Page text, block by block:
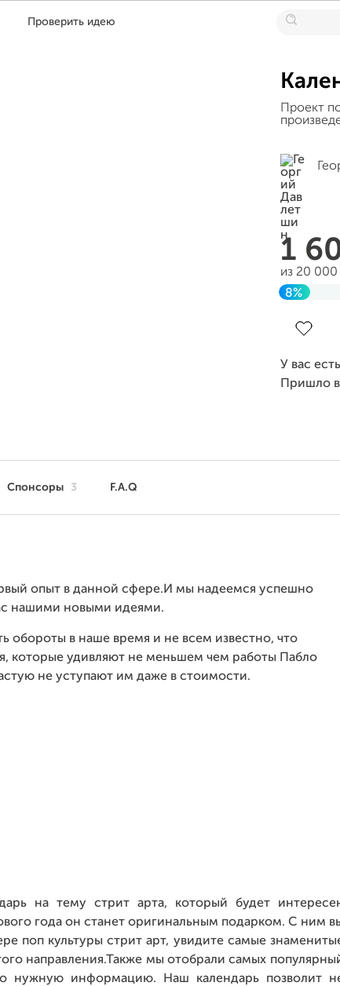
Проверить идею
Проект
1
из 20
8%
У вас
Пришло
Спонсоры 3 F.A.Q
опыт в данной сфере.И мы надеемся успешно
нашими новыми идеями.
обороты в наше время и не всем известно, что
которые удивляют не меньшем чем работы Пабло
не уступают им даже в стоимости.
на тему стрит арта, который будет
года он станет оригинальным подарком. С ним
поп культуры стрит арт, увидите самые
направления.Также мы отобрали самых
нужную информацию. Наш календарь позволит